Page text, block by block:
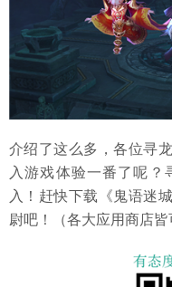
介绍了这么多，各位寻
入游戏体验一番了呢？
入！赶快下载《鬼语迷
尉吧！（各大应用商店皆